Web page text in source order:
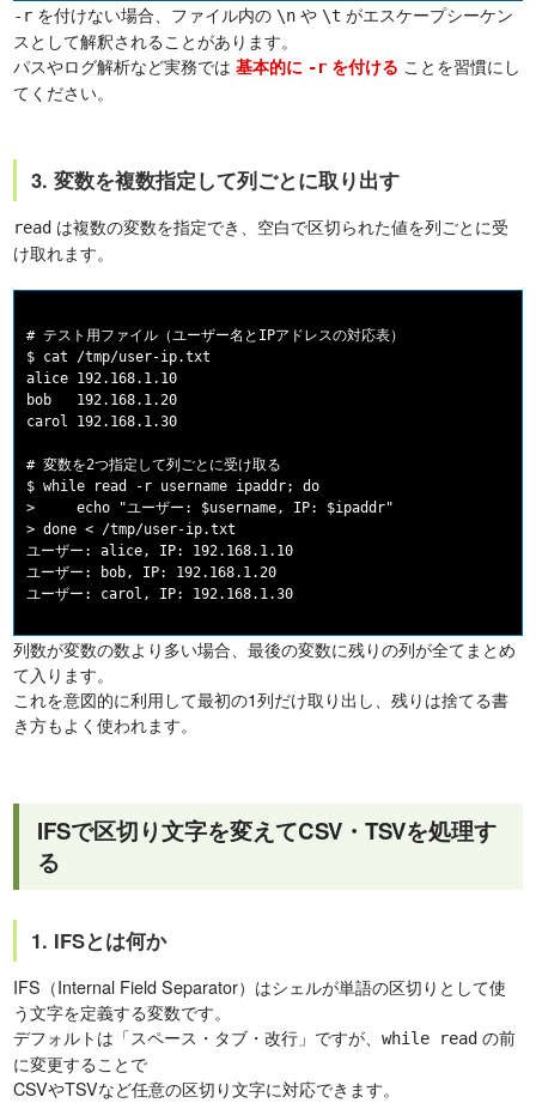
-r を付けない場合、ファイル内の \n や \t がエスケープシーケン
スとして解釈されることがあります。
パスやログ解析など実務では基本的に -r を付ける ことを習慣にし
てください。
3. 変数を複数指定して列ごとに取り出す
read は複数の変数を指定でき、空白で区切られた値を列ごとに受
け取れます。
# テスト用ファイル（ユーザー名とIPアドレスの対応表）
$ cat /tmp/user-ip.txt
alice 192.168.1.10
bob   192.168.1.20
carol 192.168.1.30
# 変数を2つ指定して列ごとに受け取る
$ while read -r username ipaddr; do
>     echo "ユーザー: $username, IP: $ipaddr"
> done < /tmp/user-ip.txt
ユーザー: alice, IP: 192.168.1.10
ユーザー: bob, IP: 192.168.1.20
列数が変数の数より多い場合、最後の変数に残りの列が全てまとめ
て入ります。
これを意図的に利用して最初の1列だけ取り出し、残りは捨てる書
き方もよく使われます。
IFSで区切り文字を変えてCSV・TSVを処理す
る
1. IFSとは何か
IFS（Internal Field Separator）はシェルが単語の区切りとして使
う文字を定義する変数です。
デフォルトは「スペース・タブ・改行」ですが、while read の前
に変更することで
CSVやTSVなど任意の区切り文字に対応できます。